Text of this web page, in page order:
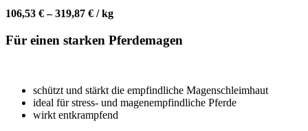
106,53 €–319,87 € /kg
Für einen starken Pferdemagen
schützt und stärkt die empfindliche Magenschleimhaut
ideal für stress- und magenempfindliche Pferde
wirkt entkrampfend